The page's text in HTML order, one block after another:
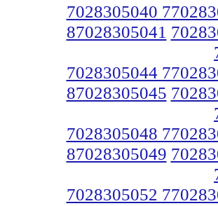
7028305040
87028305041
7028305044
87028305045
7028305048
87028305049
7028305052